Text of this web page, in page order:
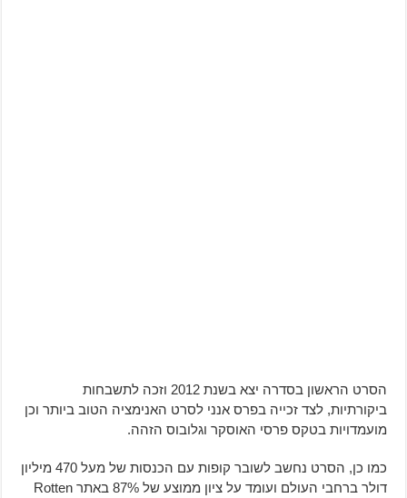
הסרט הראשון בסדרה יצא בשנת 2012 וזכה לתשבחות
ביקורתיות, לצד זכייה בפרס אנני לסרט האנימציה הטוב ביותר וכן
מועמדויות בטקס פרסי האוסקר וגלובוס הזהה.
כמו כן, הסרט נחשב לשובר קופות עם הכנסות של מעל 470 מיליון
דולר ברחבי העולם ועומד על ציון ממוצע של 87% באתר Rotten